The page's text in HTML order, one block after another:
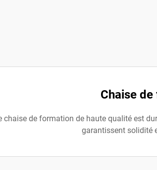
Chaise
chaise de formation de haute qualité est
garantissent solidité